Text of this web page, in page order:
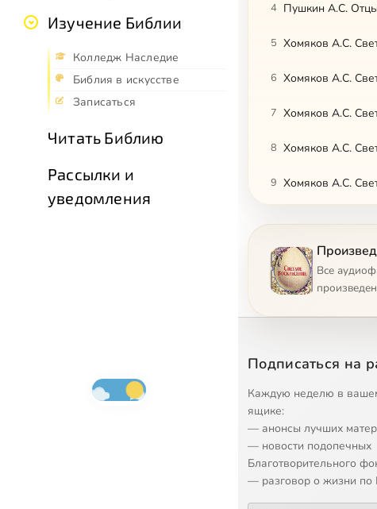
Изучение Библии
Колледж Наследие
Библия в искусстве
Записаться
Читать Библию
Рассылки и
уведомления
4 Пушкин А.С.
5 Хомяков А.С.
6 Хомяков А.С.
7 Хомяков А.С.
8 Хомяков А.С.
9 Хомяков А.С.
11 Хомяков А.С.
12 Лермонтов М.Ю.
13 Растопчина Е.П.
Тургенев И.С.
15 Вяземский П.А.
16 Короленко В.Г.
17 Хомяков А.С.
Салтыков-
Все
Подписаться на
Каждую неделю в
ящике:
— анонсы лучших
— новости подопечных
Благотворительного
— разговор о жизни по